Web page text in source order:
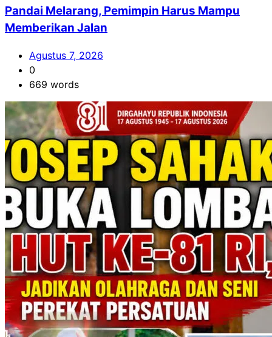
Pandai Melarang, Pemimpin Harus Mampu
Memberikan Jalan
Agustus 7, 2026
0
669 words